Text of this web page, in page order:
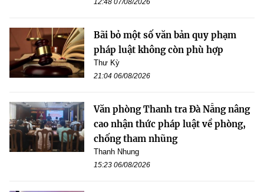
12:48 07/08/2026
Bãi bỏ một số văn bản quy phạm
pháp luật không còn phù hợp
Thư Kỳ
21:04 06/08/2026
Văn phòng Thanh tra Đà Nẵng nâng
cao nhận thức pháp luật về phòng,
chống tham nhũng
Thanh Nhung
15:23 06/08/2026